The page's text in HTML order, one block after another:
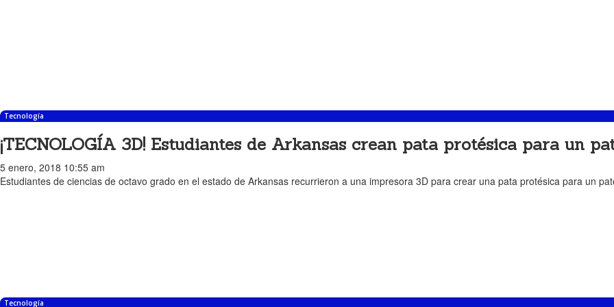
Tecnología
¡TECNOLOGÍA 3D! Estudiantes de Arkansas crean pata protésica para un
5 enero, 2018 10:55 am
Estudiantes de ciencias de octavo grado en el estado de Arkansas recurrieron a una impresora 3D para crear una pata protésica para un
Tecnología